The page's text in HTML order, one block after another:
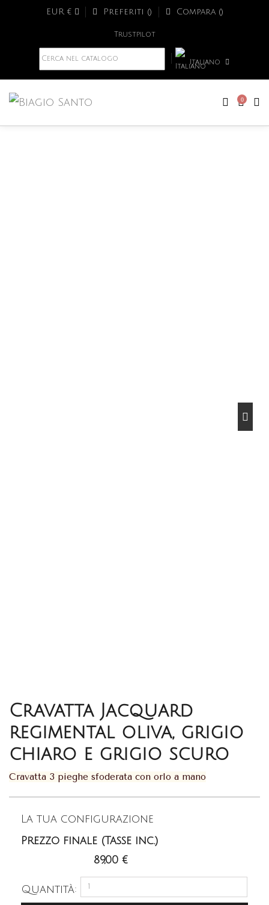
EUR € Preferiti () Compara ()
Trustpilot
Italiano
0
Cravatta Jacquard
regimental oliva, grigio
chiaro e grigio scuro
Cravatta 3 pieghe sfoderata con orlo a mano
La tua configurazione
Prezzo finale (Tasse inc.)
89,00 €
Quantità: